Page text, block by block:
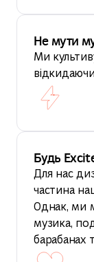
Не мути
Ми
відкидаючи
Будь
Для нас
частина
Однак, ми
музика,
барабанах